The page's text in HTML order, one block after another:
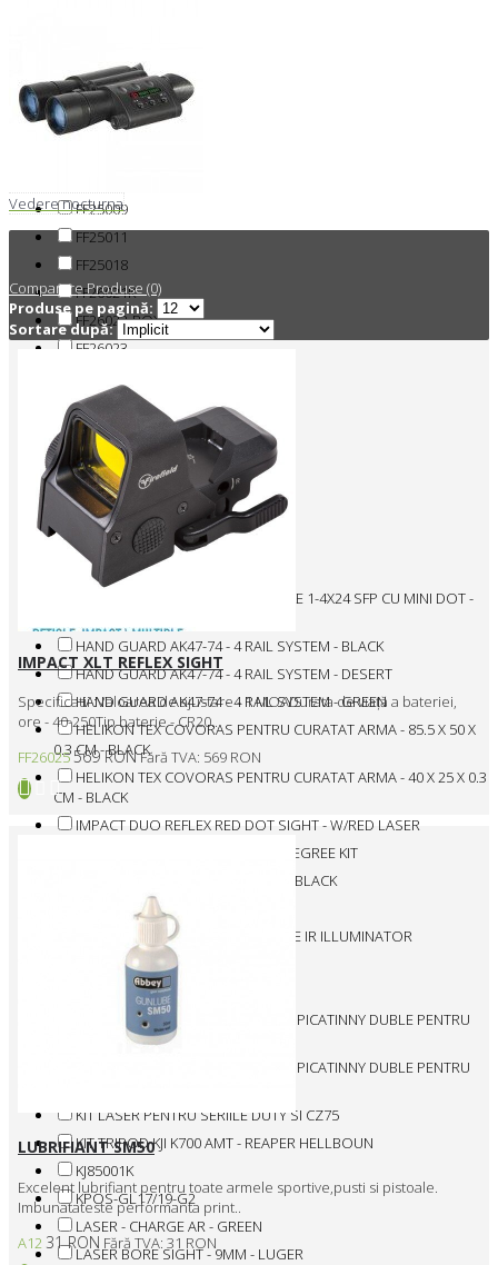
FF13064
FF13070K
FF13071K
FF25009
FF25011
FF25018
FF26021K
FF26022-BOX
FF26023
FF26025
FF26028
FF39011
FF39012
FF39013
FF39016
FF39018
FIREFIELD KIT LUNETA RAPIDSTRIKE 1-4X24 SFP CU MINI DOT -
HAND GUARD AK47-74 - 4 RAIL SYSTEM - BLACK
HAND GUARD AK47-74 - 4 RAIL SYSTEM - DESERT
HAND GUARD AK47-74 - 4 RAIL SYSTEM - GREEN
HELIKON TEX COVORAS PENTRU CURATAT ARMA - 85.5 X 50 X
0.3 CM - BLACK
HELIKON TEX COVORAS PENTRU CURATAT ARMA - 40 X 25 X 0.3
CM - BLACK
IMPACT DUO REFLEX RED DOT SIGHT - W/RED LASER
IMPACT MINI REFLEX SIGHT - 45 DEGREE KIT
IMPACT REFLEX RED DOT SIGHT - BLACK
IMPACT XLT REFLEX SIGHT
IR850 SUPERNOVA - LONG RANGE IR ILLUMINATOR
Intretinere
KIT CONVERSIE - GLOCK - PDW
KIT DE SPRIJIN PT. OBRAJI CU SINE PICATINNY DUBLE PENTRU
GL-SHOCK GSPCP - BLACK
KIT DE SPRIJIN PT. OBRAJI CU SINE PICATINNY DUBLE PENTRU
KIT LASER PENTRU SERIILE DUTY SI CZ75
KIT TRIPOD KJI K700 AMT - REAPER HELLBOUN
KJ85001K
KPOS-GL17/19-G2
LASER - CHARGE AR - GREEN
LASER BORE SIGHT - 9MM - LUGER
Vedere nocturna
Comparare Produse (0)
Produse pe pagină:
Sortare după:
IMPACT XLT REFLEX SIGHT
Specificatii :Valoarea de ajustare - 1 MOADurata de viață a bateriei,
ore - 40-250Tip baterie - CR20..
FF26025 569 RONFără TVA: 569 RON
LUBRIFIANT SM50
Excelent lubrifiant pentru toate armele sportive,pusti si pistoale.
Imbunatateste performanta print..
A12 31 RON Fără TVA: 31 RON